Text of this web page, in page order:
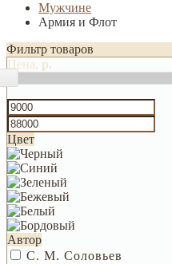
Мужчине
Армия и Флот
Фильтр товаров
Цена, р.
Цвет
Автор
С. М. Соловьев